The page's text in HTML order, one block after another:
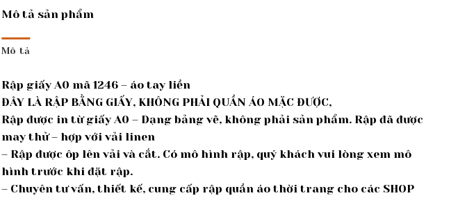
Mô tả sản phẩm
Mô tả
Rập giấy A0 mã 1246 – áo tay liền
ĐÂY LÀ RẬP BẰNG GIẤY, KHÔNG PHẢI QUẦN ÁO MẶC ĐƯỢC,
Rập được in từ giấy A0 – Dạng bảng vẽ, không phải sản phẩm. Rập đã được
may thử – hợp với vải linen
– Rập được ôp lên vải và cắt. Có mô hình rập, quý khách vui lòng xem mô
hình trước khi đặt rập.
– Chuyên tư vấn, thiết kế, cung cấp rập quần áo thời trang cho các SHOP